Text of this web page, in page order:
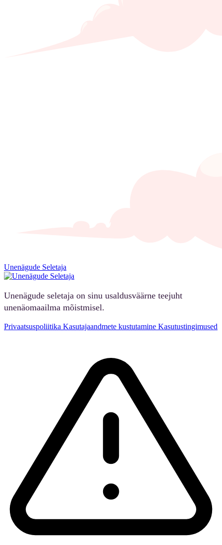
Unenägude Seletaja
Unenägude seletaja on sinu usaldusväärne teejuht
unenäomaailma mõistmisel.
Privaatsuspoliitika Kasutajaandmete kustutamine Kasutustingimused